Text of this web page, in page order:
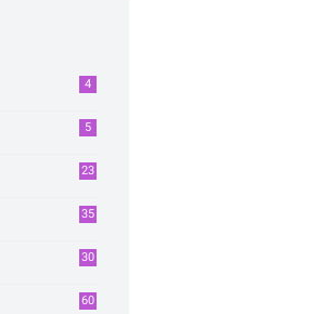
4
5
23
35
30
60